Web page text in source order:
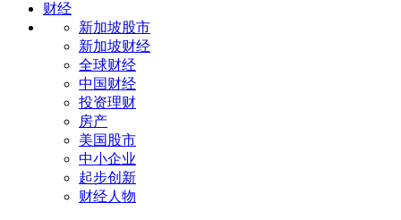
财经
新加坡股市
新加坡财经
全球财经
中国财经
投资理财
房产
美国股市
中小企业
起步创新
财经人物